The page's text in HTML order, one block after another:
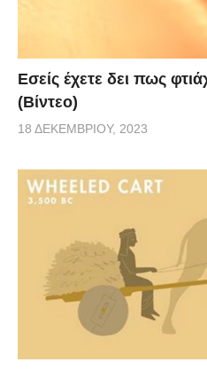
Εσείς έχετε δει πως
(Βίντεο)
18 ΔΕΚΕΜΒΡΊΟΥ, 2023